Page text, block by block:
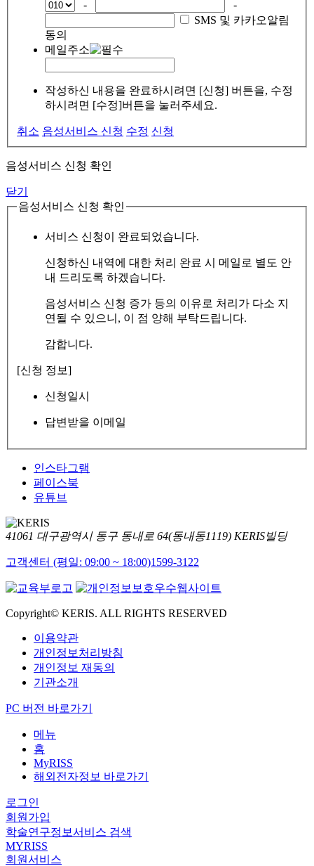
-
-
SMS 및 카카오알림
동의
메일주소
작성하신 내용을 완료하시려면 [신청] 버튼을, 수정
하시려면 [수정]버튼을 눌러주세요.
취소 음성서비스 신청 수정 신청
음성서비스 신청 확인
닫기
음성서비스 신청 확인
서비스 신청이 완료되었습니다.
신청하신 내역에 대한 처리 완료 시 메일로 별도 안
내 드리도록 하겠습니다.
음성서비스 신청 증가 등의 이유로 처리가 다소 지
연될 수 있으니, 이 점 양해 부탁드립니다.
감합니다.
[신청 정보]
신청일시
답변받을 이메일
인스타그램
페이스북
유튜브
41061 대구광역시 동구 동내로 64(동내동1119) KERIS빌딩
고객센터 (평일: 09:00 ~ 18:00)1599-3122
Copyright© KERIS. ALL RIGHTS RESERVED
이용약관
개인정보처리방침
개인정보 재동의
기관소개
PC 버전 바로가기
메뉴
홈
MyRISS
해외전자정보 바로가기
로그인
회원가입
학술연구정보서비스 검색
MYRISS
회원서비스